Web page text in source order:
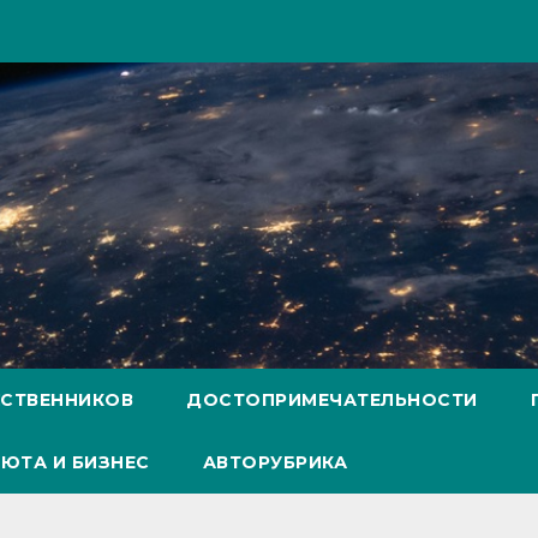
ДОСТОПРИМЕЧАТЕЛЬНОСТИ
И БИЗНЕС АВТОРУБРИКА